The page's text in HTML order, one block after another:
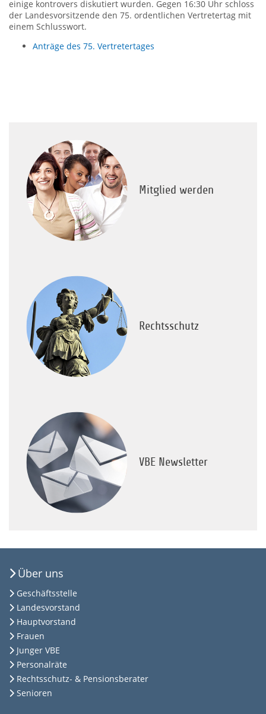
einige kontrovers diskutiert wurden. Gegen 16:30 Uhr schloss
der Landesvorsitzende den 75. ordentlichen Vertretertag mit
einem Schlusswort.
Anträge des 75. Vertretertages
Mitglied werden
Rechtsschutz
VBE Newsletter
Über uns
Geschäftsstelle
Landesvorstand
Hauptvorstand
Frauen
Junger VBE
Personalräte
Rechtsschutz- & Pensionsberater
Senioren